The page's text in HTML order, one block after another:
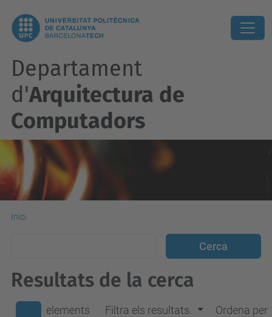
Departament
d'Arquitectura de
Computadors
Inici
Resultats de la cerca
elements
Filtra els resultats. Ordena per